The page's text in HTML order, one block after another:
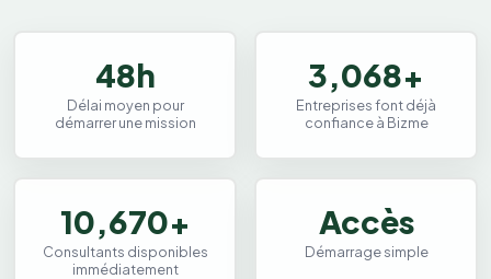
48h
Délai moyen pour
démarrer une mission
3,068+
Entreprises font déjà
confiance à Bizme
10,670+
Consultants disponibles
immédiatement
Accès
Démarrage simple